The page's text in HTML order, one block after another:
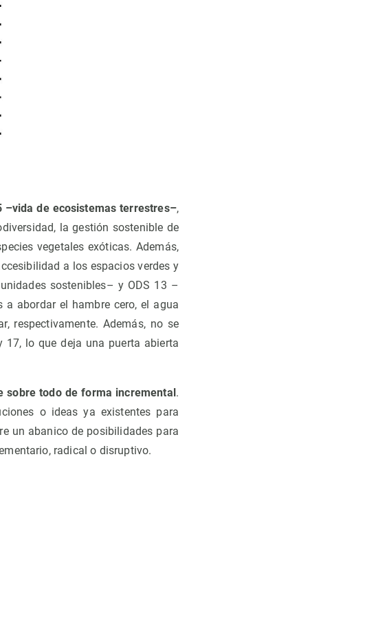
–vida de ecosistemas terrestres–,
la gestión sostenible de
vegetales exóticas. Además,
a los espacios verdes y
sostenibles– y ODS 13 –
abordar el hambre cero, el agua
respectivamente. Además, no se
17, lo que deja una puerta abierta
sobre todo de forma incremental .
o ideas ya existentes para
un abanico de posibilidades para
radical o disruptivo.